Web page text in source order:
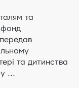
та
фонд
та дитинства
...